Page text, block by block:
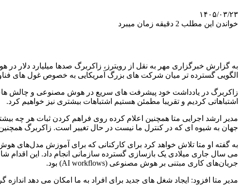
۱۴۰۵/۰۳/۲۳
خواندن این مطلب 2 دقیقه زمان میبرد
به گزارش خبرگزاری مهر به نقل از رویترز، زاکربرگ صدها میلیارد
الگویی گسترده تر میان شرکت های بزرگ آمریکایی به خصوص غول های
زاکربرگ در یادداشت خود پیشرفت های سریع در هوش مصنوعی و چالش های
اشتباهاتی کردیم و تقریبا مطمئن هستیم اشتباهات بیشتری نیز خواهیم کرد.
مدیر ارشد اجرایی متا همچنین اعلام کرده روی فراهم کردن ثبات هر چه
جهان به شیوه ای که در کنترل ما نیست در حال تغییر است. زاکربرگ
به گفته او متا تلاش خواهد کرد برای کارکنانی که برای آموزش
جریان‌های کاری مبتنی بر هوش مصنوعی (AI workflows) بود.
مدیر متا افزود: ایجاد شغل های جدید برای افراد به ما امکان می دهد اندازه